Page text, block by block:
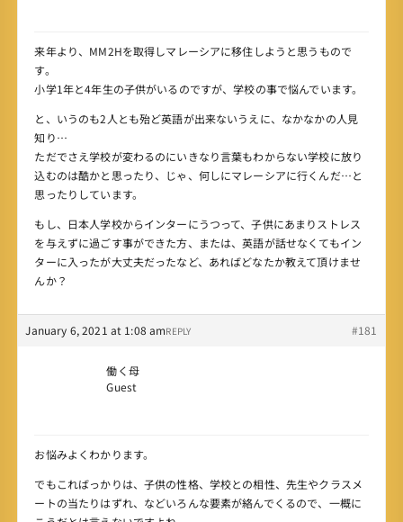
来年より、MM2Hを取得しマレーシアに移住しようと思うもので
す。
小学1年と4年生の子供がいるのですが、学校の事で悩んでいます。
と、いうのも2人とも殆ど英語が出来ないうえに、なかなかの人見
知り…
ただでさえ学校が変わるのにいきなり言葉もわからない学校に放り
込むのは酷かと思ったり、じゃ、何しにマレーシアに行くんだ…と
思ったりしています。
もし、日本人学校からインターにうつって、子供にあまりストレス
を与えずに過ごす事ができた方、または、英語が話せなくてもイン
ターに入ったが大丈夫だったなど、あればどなたか教えて頂けませ
んか？
January 6, 2021 at 1:08 am #181
REPLY
働く母
Guest
お悩みよくわかります。
でもこればっかりは、子供の性格、学校との相性、先生やクラスメ
ートの当たりはずれ、などいろんな要素が絡んでくるので、一概に